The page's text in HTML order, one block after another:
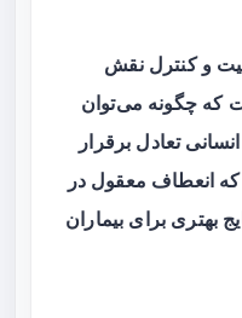
و کنترل نقش
که چگونه می‌توان
تعادل برقرار
انعطاف معقول در
بهتری برای بیماران